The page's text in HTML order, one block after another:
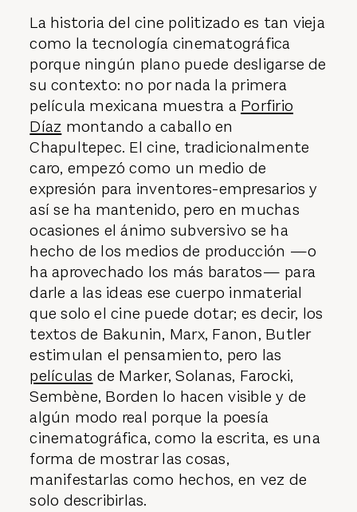
La historia del cine politizado es tan vieja
como la tecnología cinematográfica
porque ningún plano puede desligarse de
su contexto: no por nada la primera
película mexicana muestra a Porfirio
Díaz montando a caballo en
Chapultepec. El cine, tradicionalmente
caro, empezó como un medio de
expresión para inventores-empresarios y
así se ha mantenido, pero en muchas
ocasiones el ánimo subversivo se ha
hecho de los medios de producción —o
ha aprovechado los más baratos— para
darle a las ideas ese cuerpo inmaterial
que solo el cine puede dotar; es decir, los
textos de Bakunin, Marx, Fanon, Butler
estimulan el pensamiento, pero las
películas de Marker, Solanas, Farocki,
Sembène, Borden lo hacen visible y de
algún modo real porque la poesía
cinematográfica, como la escrita, es una
forma de mostrar las cosas,
manifestarlas como hechos, en vez de
solo describirlas.